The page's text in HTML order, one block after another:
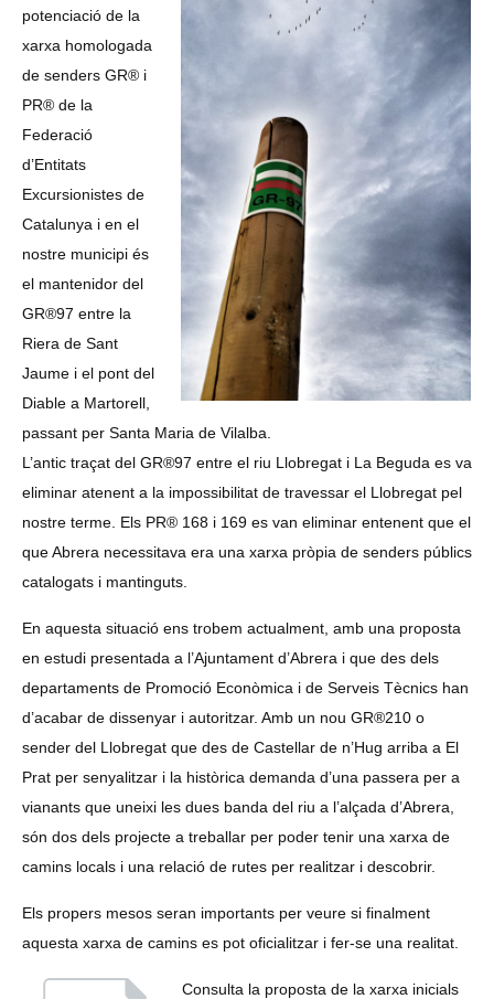
potenciació de la
xarxa homologada
de senders GR® i
PR® de la
Federació
d’Entitats
Excursionistes de
Catalunya i en el
nostre municipi és
el mantenidor del
GR®97 entre la
Riera de Sant
Jaume i el pont del
Diable a Martorell,
passant per Santa Maria de Vilalba.
L’antic traçat del GR®97 entre el riu Llobregat i La Beguda es va
eliminar atenent a la impossibilitat de travessar el Llobregat pel
nostre terme. Els PR® 168 i 169 es van eliminar entenent que el
que Abrera necessitava era una xarxa pròpia de senders públics
catalogats i mantinguts.
En aquesta situació ens trobem actualment, amb una proposta
en estudi presentada a l’Ajuntament d’Abrera i que des dels
departaments de Promoció Econòmica i de Serveis Tècnics han
d’acabar de dissenyar i autoritzar. Amb un nou GR®210 o
sender del Llobregat que des de Castellar de n’Hug arriba a El
Prat per senyalitzar i la històrica demanda d’una passera per a
vianants que uneixi les dues banda del riu a l’alçada d’Abrera,
són dos dels projecte a treballar per poder tenir una xarxa de
camins locals i una relació de rutes per realitzar i descobrir.
Els propers mesos seran importants per veure si finalment
aquesta xarxa de camins es pot oficialitzar i fer-se una realitat.
Consulta la proposta de la xarxa inicials